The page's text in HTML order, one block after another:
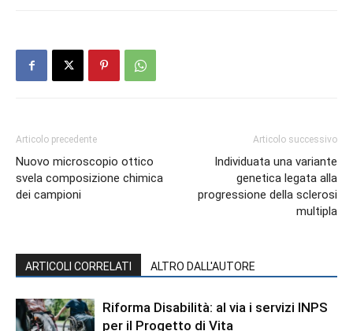
Articolo precedente
Nuovo microscopio ottico
svela composizione chimica
dei campioni
Articolo successivo
Individuata una variante
genetica legata alla
progressione della sclerosi
multipla
ARTICOLI CORRELATI ALTRO DALL'AUTORE
Riforma Disabilità: al via i servizi INPS
per il Progetto di Vita